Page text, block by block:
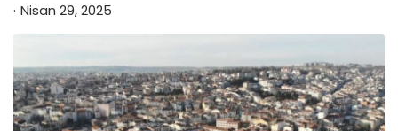
Nisan 29, 2025